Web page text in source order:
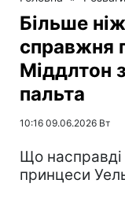
Більше
справжня
Міддлтон
пальта
10:16 09.06.2026 Вт
Що насправді
принцеси